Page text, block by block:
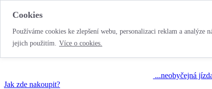
Cookies
Používáme cookies ke zlepšení webu, personalizaci reklam a
jejich použitím. Více o cookies.
...neobyčejná
Jak zde nakoupit?